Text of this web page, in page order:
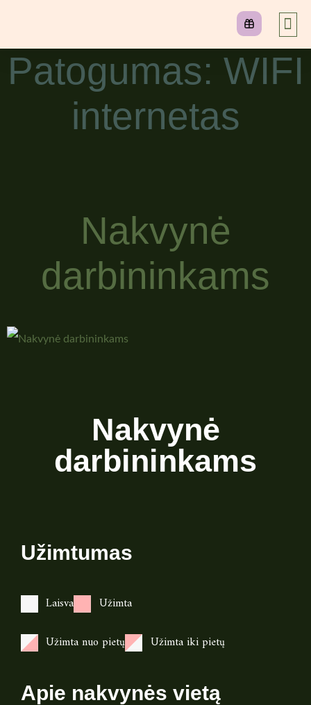
Patogumas: WIFI
internetas
Nakvynė
darbininkams
Nakvynė
darbininkams
Užimtumas
Laisva
Užimta
Užimta nuo pietų
Užimta iki pietų
Apie nakvynės vietą